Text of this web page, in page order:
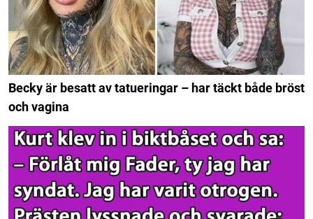
Becky är besatt av tatueringar – har täckt både bröst
och vagina